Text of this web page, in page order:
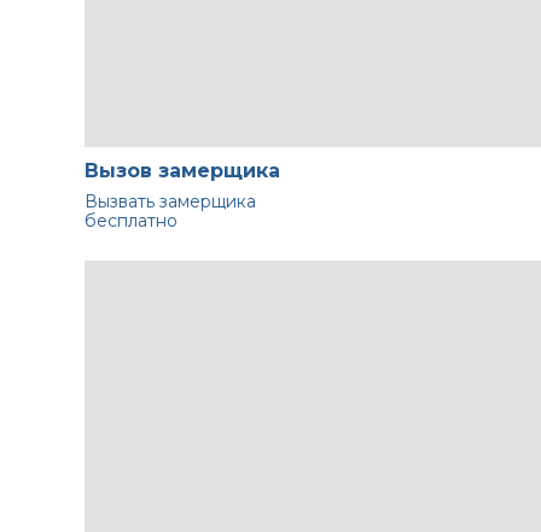
Вызов замерщика
Вызвать замерщика
бесплатно